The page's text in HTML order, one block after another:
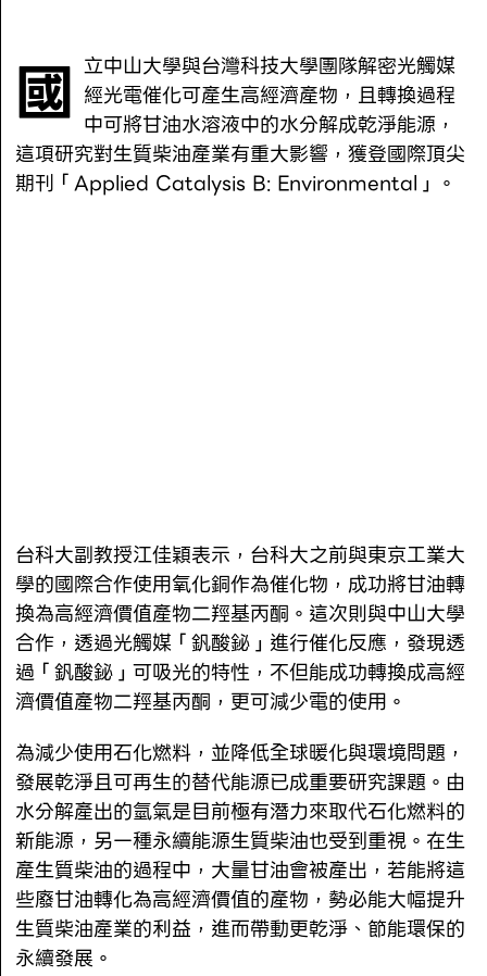
國 立中山大學與台灣科技大學團隊解密光觸媒
經光電催化可產生高經濟產物，且轉換過程
中可將甘油水溶液中的水分解成乾淨能源，
這項研究對生質柴油產業有重大影響，獲登國際頂尖
期刊「Applied Catalysis B: Environmental」。
台科大副教授江佳穎表示，台科大之前與東京工業大
學的國際合作使用氧化銅作為催化物，成功將甘油轉
換為高經濟價值產物二羥基丙酮。這次則與中山大學
合作，透過光觸媒「釩酸鉍」進行催化反應，發現透
過「釩酸鉍」可吸光的特性，不但能成功轉換成高經
濟價值產物二羥基丙酮，更可減少電的使用。
為減少使用石化燃料，並降低全球暖化與環境問題，
發展乾淨且可再生的替代能源已成重要研究課題。由
水分解產出的氫氣是目前極有潛力來取代石化燃料的
新能源，另一種永續能源生質柴油也受到重視。在生
產生質柴油的過程中，大量甘油會被產出，若能將這
些廢甘油轉化為高經濟價值的產物，勢必能大幅提升
生質柴油產業的利益，進而帶動更乾淨、節能環保的
永續發展。